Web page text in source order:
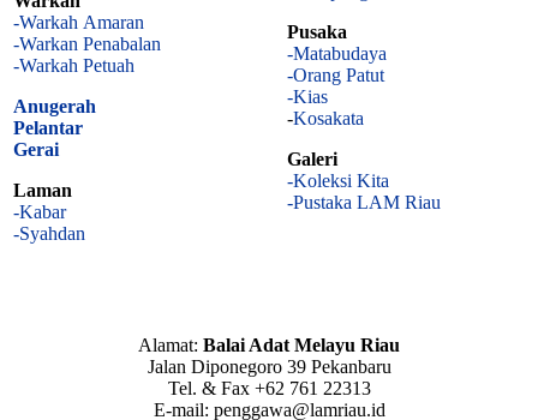
-Warkah Amaran
-Warkan Penabalan
-Warkah Petuah
Anugerah
Pelantar
Gerai
Laman
-Kabar
-Syahdan
Pusaka
-Matabudaya
-Orang Patut
-Kias
-Kosakata
Galeri
-Koleksi Kita
-Pustaka LAM Riau
Alamat: Balai Adat Melayu Riau
Jalan Diponegoro 39 Pekanbaru
Tel. & Fax +62 761 22313
E-mail: penggawa@lamriau.id